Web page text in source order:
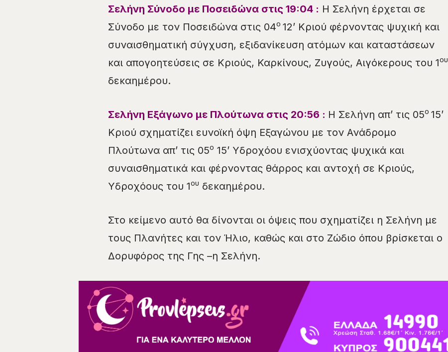
Σελήνη Σύνοδο με Ποσειδώνα στις 19:04 : Η Σελήνη έρχεται σε
Σύνοδο με τον Ποσειδώνα στις 04ο 12’ Κριού φέρνοντας ψυχική και
συναισθηματική σύγχυση, εξιδανίκευση ατόμων και καταστάσεων
και απογοητεύσεις σε Κριούς, Καρκίνους, Ζυγούς, Αιγόκερους του 1ου
δεκαημέρου.
Σελήνη Εξάγωνο με Πλούτωνα στις 20:56 : Η Σελήνη απ’ τις 05ο 15’
Κριού σχηματίζει ευνοϊκή όψη Εξαγώνου με τον Ανάδρομο
Πλούτωνα απ’ τις 05ο 15’ Υδροχόου ενισχύοντας ψυχικά και
συναισθηματικά και φέρνοντας θάρρος και αντοχή σε Κριούς,
Υδροχόους του 1ου δεκαημέρου.
Στο κείμενο αυτό θα δίνονται οι όψεις που σχηματίζει η Σελήνη με
τους Πλανήτες και τον Ήλιο, καθώς και στο Ζώδιο όπου βρίσκεται ο
Δορυφόρος της Γης –η Σελήνη.